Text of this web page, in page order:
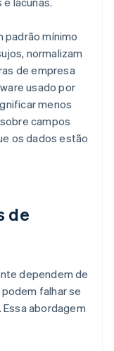
padrão mínimo
normalizam
de empresa
usado por
menos
campos
os dados estão
de
dependem de
falhar se
abordagem